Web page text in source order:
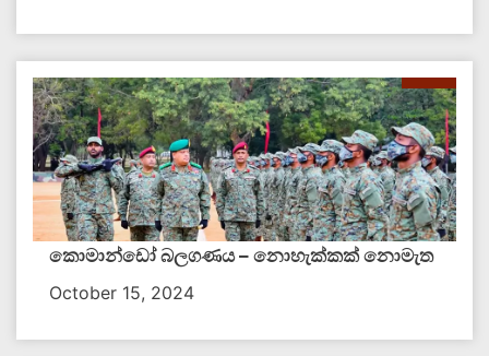
කොමාන්ඩෝ බලගණය – නොහැක්කක් නොමැත​
October 15, 2024